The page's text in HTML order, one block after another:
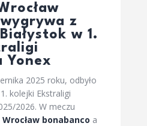
z
w 1.
Yonex
2025 roku, odbyło
kolejki Ekstraligi
2026. W meczu
Wrocław bonabanco a